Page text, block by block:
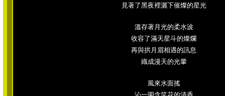
見著了黑夜裡灑下催燦的星光
溫存著月光的柔水波
收容了滿天星斗的燦爛
再與拱月眉相遇的訊息
織成漫天的光暈
風來水面搖